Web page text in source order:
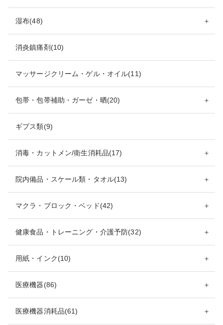
湿布(48) ＋
消炎鎮痛剤(10)
マッサージクリーム・ゲル・オイル(11)
包帯・包帯補助・ガーゼ・晒(20) ＋
ギプス類(9)
消毒・カットメン/衛生消耗品(17) ＋
院内備品・スケール類・タオル(13) ＋
マクラ・ブロック・ベッド(42) ＋
健康食品・トレーニング・介護予防(32) ＋
用紙・インク(10) ＋
医療機器(86) ＋
医療機器消耗品(61) ＋